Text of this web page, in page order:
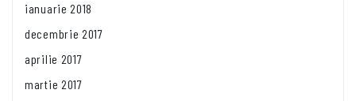
ianuarie 2018
decembrie 2017
aprilie 2017
martie 2017